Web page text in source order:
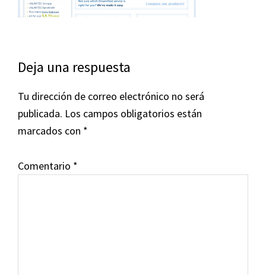
Interacciones
con
los
lectores
Deja una respuesta
Tu dirección de correo electrónico no será
publicada. Los campos obligatorios están
marcados con *
Comentario *